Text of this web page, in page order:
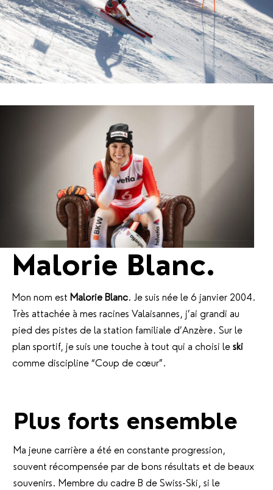
Malorie Blanc.
Mon nom est Malorie Blanc. Je suis née le 6 janvier 2004.
Très attachée à mes racines Valaisannes, j’ai grandi au
pied des pistes de la station familiale d’Anzère. Sur le
plan sportif, je suis une touche à tout qui a choisi le ski
comme discipline “Coup de cœur”.
Plus forts ensemble
Ma jeune carrière a été en constante progression,
souvent récompensée par de bons résultats et de beaux
souvenirs. Membre du cadre B de Swiss-Ski, si le